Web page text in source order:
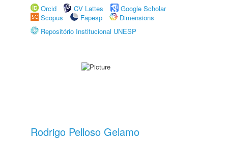
Orcid
CV Lattes
Google Scholar
Scopus
Fapesp
Dimensions
Repositório Institucional UNESP
Rodrigo Pelloso Gelamo